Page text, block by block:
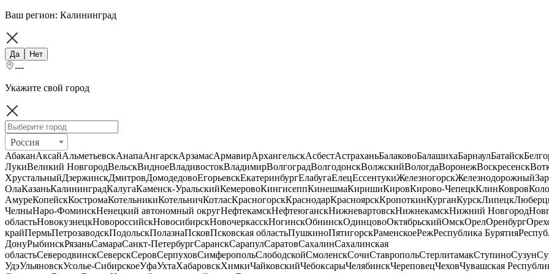
Ваш регион: Калининград
Да Нет
---
Укажите свой город
Россия
АбаканАксайАльметьевскАнапаАнгарскАрзамасАрмавирАрхангельскАсбестАстраханьБалаковоБалашихаБарнаулБатайск
ЛукиВеликий НовгородВельскВидноеВладивостокВладимирВолгоградВолгодонскВолжскийВологдаВоронежВоскресенск
ХрустальныйДзержинскДмитровДомодедовоЕгорьевскЕкатеринбургЕлабугаЕлецЕссентукиЖелезногорскЖелезнодорожный
ОлаКазаньКалининградКалугаКаменск-УральскийКемеровоКингисеппКинешмаКиришиКировКирово-ЧепецкКлинКовров
АмуреКопейскКостромаКотельникиКотельничКотласКрасногорскКраснодарКрасноярскКропоткинКурганКурскЛипецк
ЧелныНаро-ФоминскНенецкий автономный округНефтекамскНефтеюганскНижневартовскНижнекамскНижний Новгород
областьНовокузнецкНовороссийскНовосибирскНовочеркасскНогинскОбнинскОдинцовоОктябрьскийОмскОрелОренбург
крайПермьПетрозаводскПодольскПолазнаПсковПсковская областьПушкиноПятигорскРаменскоеРежРеспублика Бурятия
ДонуРыбинскРязаньСамараСанкт-ПетербургСаранскСарапулСаратовСахалинСахалинская
областьСеверодвинскСеверскСеровСерпуховСимферопольСлободскойСмоленскСочиСтавропольСтерлитамакСтупиноСузун
УдэУльяновскУсолье-СибирскоеУфаУхтаХабаровскХимкиЧайковскийЧебоксарыЧелябинскЧереповецЧеховЧувашская